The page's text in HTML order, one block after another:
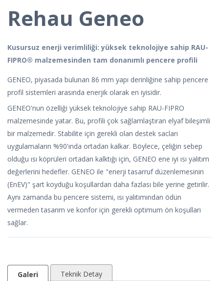
Rehau Geneo
Kusursuz enerji verimliliği: yüksek teknolojiye sahip RAU-
FIPRO® malzemesinden tam donanımlı pencere profili
GENEO, piyasada bulunan 86 mm yapı derinliğine sahip pencere
profil sistemleri arasında enerjik olarak en iyisidir.
GENEO'nun özelliği yüksek teknolojiye sahip RAU-FIPRO
malzemesinde yatar. Bu, profili çok sağlamlaştıran elyaf bileşimli
bir malzemedir. Stabilite için gerekli olan destek sacları
uygulamaların %90'ında ortadan kalkar. Böylece, çeliğin sebep
olduğu ısı köprüleri ortadan kalktığı için, GENEO ene iyi ısı yalıtım
değerlerini hedefler. GENEO ile "enerji tasarruf düzenlemesinin
(EnEV)" şart koyduğu koşullardan daha fazlası bile yerine getirilir.
Aynı zamanda bu pencere sistemi, ısı yalıtımından ödün
vermeden tasarım ve konfor için gerekli optimum ön koşulları
sağlar.
Galeri Teknik Detay